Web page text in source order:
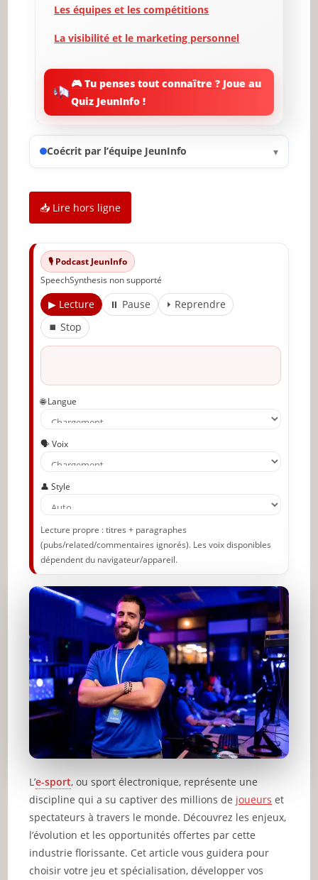
Les équipes et les compétitions
La visibilité et le marketing personnel
Trouver des sponsors et des opportunités
de revenus
La santé mentale et physique du joueur
Les défis du milieu professionnel
🔥 À lire aussi sur JeunInfo
✨ Nouveau sur JeunInfo ?
Articles recommandés
Partager l'amour
🎮 Tu penses tout connaître ? Joue au
Quiz JeunInfo !
Coécrit par l’équipe JeunInfo ▾
📥 Lire hors ligne
🎙️ Podcast JeunInfo
SpeechSynthesis non supporté
▶ Lecture ⏸ Pause
⏵ Reprendre
⏹ Stop
🌐 Langue
🗣️ Voix
👤 Style
Lecture propre : titres + paragraphes
(pubs/related/commentaires ignorés). Les voix disponibles
dépendent du navigateur/appareil.
L’e-sport, ou sport électronique, représente une
discipline qui a su captiver des millions de joueurs et
spectateurs à travers le monde. Découvrez les enjeux,
l’évolution et les opportunités offertes par cette
industrie florissante. Cet article vous guidera pour
choisir votre jeu et spécialisation, développer vos